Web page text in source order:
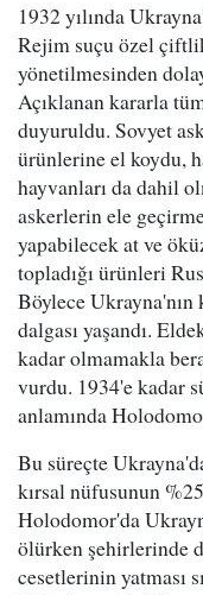
1932 yılında
Rejim suçu özel
yönetilmesinden
Açıklanan kararla
duyuruldu. Sovyet
ürünlerine el koydu,
hayvanları da dahil
askerlerin ele
yapabilecek at ve
topladığı ürünleri
Böylece
dalgası yaşandı.
kadar olmamakla
vurdu. 1934'e kadar
anlamında
Bu süreçte
kırsal nüfusunun
Holodomor'da
ölürken şehirlerinde
cesetlerinin yatması